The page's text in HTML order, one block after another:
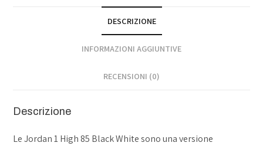
DESCRIZIONE
INFORMAZIONI AGGIUNTIVE
RECENSIONI (0)
Descrizione
Le Jordan 1 High 85 Black White sono una versione